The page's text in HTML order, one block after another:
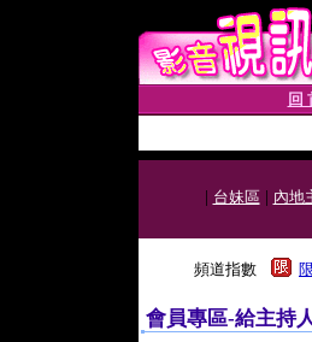
回
| 台妹區| 內地
頻道指數
會員專區-給主持